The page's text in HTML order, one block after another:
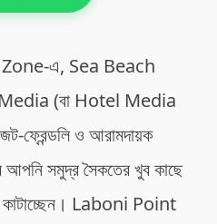
Zone-এ, Sea Beach
(বা Hotel Media
ফ্রেন্ডলি ও আরামদায়ক
সমুদ্র সৈকতের খুব কাছে
কাটাচ্ছেন। Laboni Point